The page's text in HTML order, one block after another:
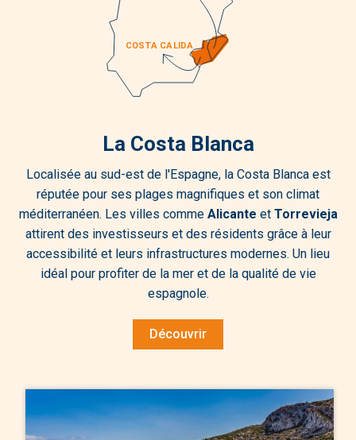
La Costa Blanca
Localisée au sud-est de l'Espagne, la Costa Blanca est
réputée pour ses plages magnifiques et son climat
méditerranéen. Les villes comme Alicante et Torrevieja
attirent des investisseurs et des résidents grâce à leur
accessibilité et leurs infrastructures modernes. Un lieu
idéal pour profiter de la mer et de la qualité de vie
espagnole.
Découvrir